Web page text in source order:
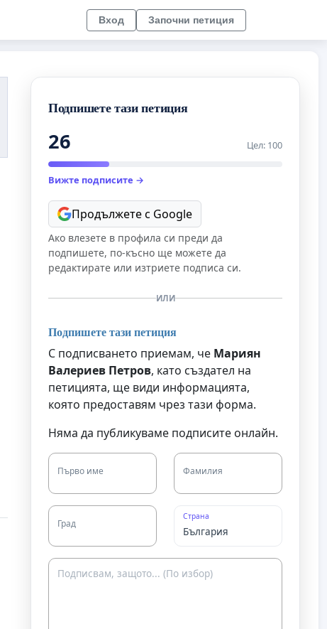
Вход Започни петиция
Подпишете тази петиция
26 Цел: 100
Вижте подписите →
Продължете с Google
Ако влезете в профила си преди да
подпишете, по-късно ще можете да
редактирате или изтриете подписа си.
ИЛИ
Подпишете тази петиция
С подписването приемам, че Мариян
Валериев Петров, като създател на
петицията, ще види информацията,
която предоставям чрез тази форма.
Няма да публикуваме подписите онлайн.
Първо име Фамилия
Град
Страна